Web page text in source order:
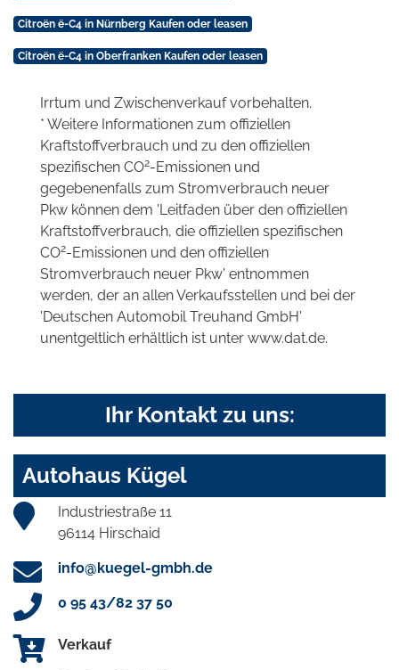
Citroën ë-C4 in Nürnberg Kaufen oder leasen
Citroën ë-C4 in Oberfranken Kaufen oder leasen
Irrtum und Zwischenverkauf vorbehalten.
* Weitere Informationen zum offiziellen
Kraftstoffverbrauch und zu den offiziellen
spezifischen CO2-Emissionen und
gegebenenfalls zum Stromverbrauch neuer
Pkw können dem 'Leitfaden über den offiziellen
Kraftstoffverbrauch, die offiziellen spezifischen
CO2-Emissionen und den offiziellen
Stromverbrauch neuer Pkw' entnommen
werden, der an allen Verkaufsstellen und bei der
'Deutschen Automobil Treuhand GmbH'
unentgeltlich erhältlich ist unter www.dat.de.
Ihr Kontakt zu uns:
Autohaus Kügel
Industriestraße 11
96114 Hirschaid
info@kuegel-gmbh.de
0 95 43/82 37 50
Verkauf